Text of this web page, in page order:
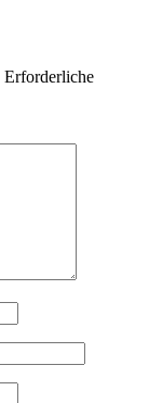
Erforderliche